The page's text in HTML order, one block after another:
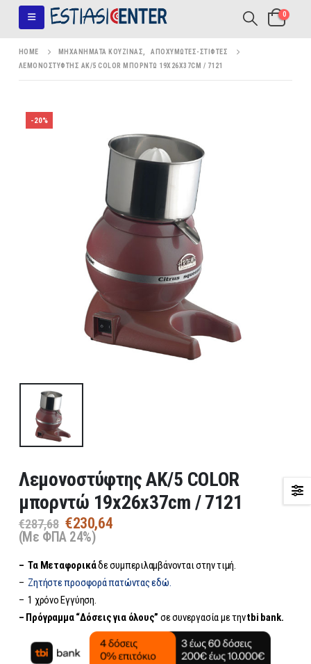
0
HOME ΜΗΧΑΝΉΜΑΤΑ ΚΟΥΖΊΝΑΣ
ΑΠΟΧΥΜΩΤΈΣ-ΣΤΊΦΤΕΣ
ΛΕΜΟΝΟΣΤΎΦΤΗΣ AK/5 COLOR ΜΠΟΡΝΤΏ 19X26X37CM / 7121
-20%
Λεμονοστύφτης AK/5 COLOR
μπορντώ 19x26x37cm / 7121
€287,68 Original
price
€287,68.
€230,64Η
είναι:
€230,64.
(Με ΦΠΑ 24%)
– Τα Μεταφορικάδε συμπεριλαμβάνονται στην τιμή.
– Ζητήστε προσφορά πατώντας εδώ.
– 1 χρόνο Εγγύηση.
– Πρόγραμμα “Δόσεις για όλους” σε συνεργασία με τηνtbi bank.